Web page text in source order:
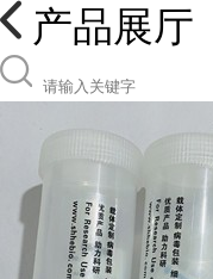
产品展厅